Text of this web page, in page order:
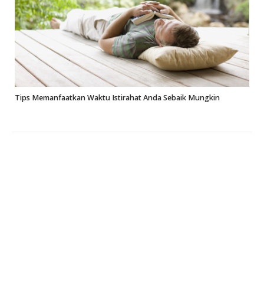
Tips Memanfaatkan Waktu Istirahat Anda Sebaik Mungkin